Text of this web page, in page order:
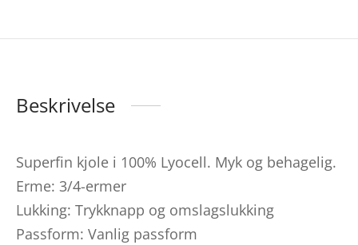
Beskrivelse
Superfin kjole i 100% Lyocell. Myk og behagelig.
Erme: 3/4-ermer
Lukking: Trykknapp og omslagslukking
Passform: Vanlig passform